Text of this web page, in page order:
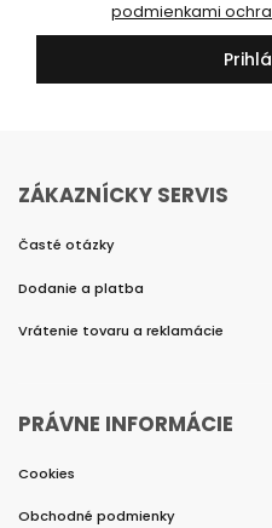
podmienkami
ZÁKAZNÍCKY SERVIS
Časté otázky
Dodanie a platba
Vrátenie tovaru a reklamácie
PRÁVNE INFORMÁCIE
Cookies
Obchodné podmienky